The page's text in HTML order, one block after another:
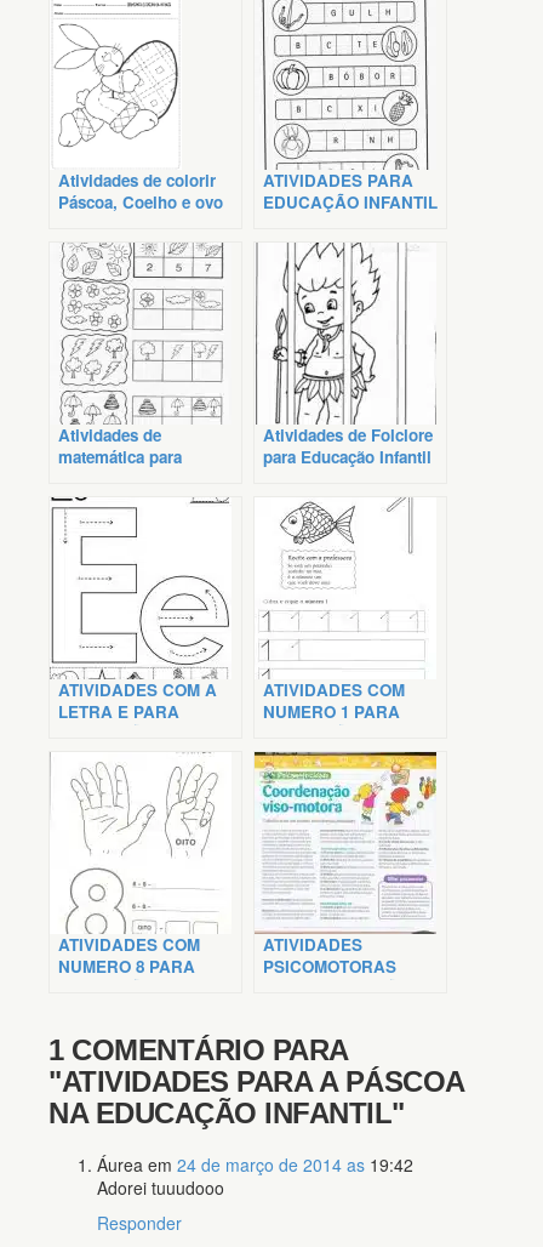
Atividades de colorir
Páscoa, Coelho e ovo
ATIVIDADES PARA
EDUCAÇÃO INFANTIL
Atividades de
matemática para
Atividades de Folclore
para Educação Infantil
ATIVIDADES COM A
LETRA E PARA
EDUCAÇÃO INFANTIL
ATIVIDADES COM
NUMERO 1 PARA
EDUCAÇÃO INFANTIL
ATIVIDADES COM
NUMERO 8 PARA
EDUCAÇÃO INFANTIL
ATIVIDADES
PSICOMOTORAS
PARA EDUCAÇÃO
1 COMENTÁRIO PARA
"ATIVIDADES PARA A PÁSCOA
NA EDUCAÇÃO INFANTIL"
Áurea em 24 de março de 2014 as 19:42
Adorei tuuudooo
Responder